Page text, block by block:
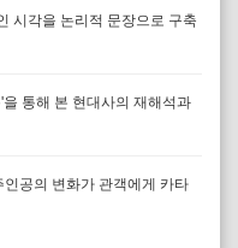
시각을 논리적 문장으로 구축
통해 본 현대사의 재해석과
공의 변화가 관객에게 카타